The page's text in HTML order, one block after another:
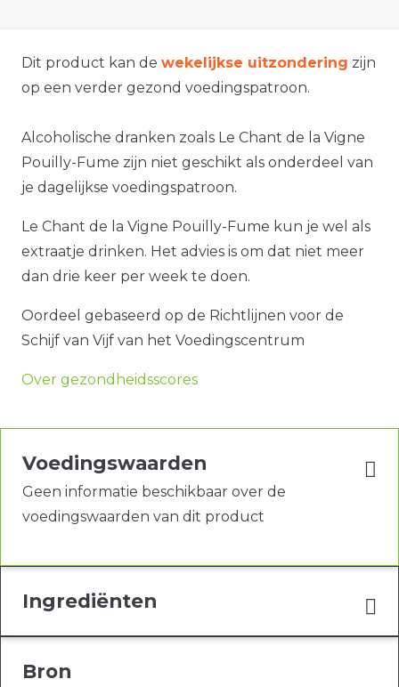
Dit product kan de wekelijkse uitzondering zijn
op een verder gezond voedingspatroon.
Alcoholische dranken zoals Le Chant de la Vigne
Pouilly-Fume zijn niet geschikt als onderdeel van
je dagelijkse voedingspatroon.
Le Chant de la Vigne Pouilly-Fume kun je wel als
extraatje drinken. Het advies is om dat niet meer
dan drie keer per week te doen.
Oordeel gebaseerd op de Richtlijnen voor de
Schijf van Vijf van het Voedingscentrum
Over gezondheidsscores
Voedingswaarden
Geen informatie beschikbaar over de
voedingswaarden van dit product
Ingrediënten
Bron